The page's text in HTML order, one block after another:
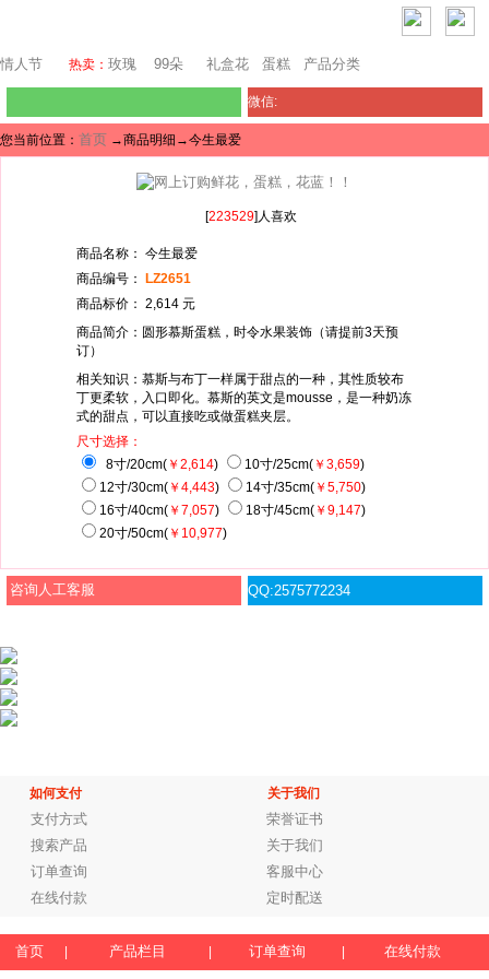
情人节 热卖： 玫瑰 99朵 礼盒花 蛋糕 产品分类
微信:
您当前位置： 首页 →商品明细→今生最爱
[223529]人喜欢
商品名称： 今生最爱
商品编号：
LZ2651
商品标价： 2,614 元
商品简介：圆形慕斯蛋糕，时令水果装饰（请提前3天预
订）
相关知识：慕斯与布丁一样属于甜点的一种，其性质较布
丁更柔软，入口即化。慕斯的英文是mousse，是一种奶冻
式的甜点，可以直接吃或做蛋糕夹层。
尺寸选择：
8寸/20cm( ￥2,614) 10寸/25cm( ￥3,659)
12寸/30cm( ￥4,443) 14寸/35cm( ￥5,750)
16寸/40cm( ￥7,057) 18寸/45cm( ￥9,147)
20寸/50cm( ￥10,977)
咨询人工客服 QQ:2575772234
如何支付 关于我们
支付方式
荣誉证书
搜索产品
关于我们
订单查询
客服中心
在线付款
定时配送
首页 产品栏目 订单查询 在线付款